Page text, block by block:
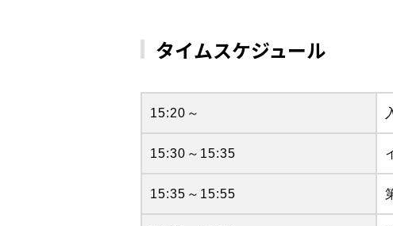
タイムスケジュール
15:20～
15:30～15:35
15:35～15:55